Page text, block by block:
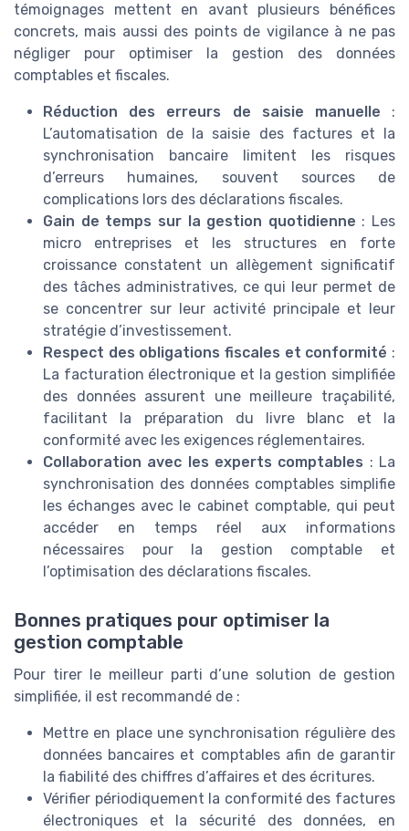
témoignages mettent en avant plusieurs bénéfices
concrets, mais aussi des points de vigilance à ne pas
négliger pour optimiser la gestion des données
comptables et fiscales.
Réduction des erreurs de saisie manuelle :
L’automatisation de la saisie des factures et la
synchronisation bancaire limitent les risques
d’erreurs humaines, souvent sources de
complications lors des déclarations fiscales.
Gain de temps sur la gestion quotidienne : Les
micro entreprises et les structures en forte
croissance constatent un allègement significatif
des tâches administratives, ce qui leur permet de
se concentrer sur leur activité principale et leur
stratégie d’investissement.
Respect des obligations fiscales et conformité :
La facturation électronique et la gestion simplifiée
des données assurent une meilleure traçabilité,
facilitant la préparation du livre blanc et la
conformité avec les exigences réglementaires.
Collaboration avec les experts comptables : La
synchronisation des données comptables simplifie
les échanges avec le cabinet comptable, qui peut
accéder en temps réel aux informations
nécessaires pour la gestion comptable et
l’optimisation des déclarations fiscales.
Bonnes pratiques pour optimiser la
gestion comptable
Pour tirer le meilleur parti d’une solution de gestion
simplifiée, il est recommandé de :
Mettre en place une synchronisation régulière des
données bancaires et comptables afin de garantir
la fiabilité des chiffres d’affaires et des écritures.
Vérifier périodiquement la conformité des factures
électroniques et la sécurité des données, en